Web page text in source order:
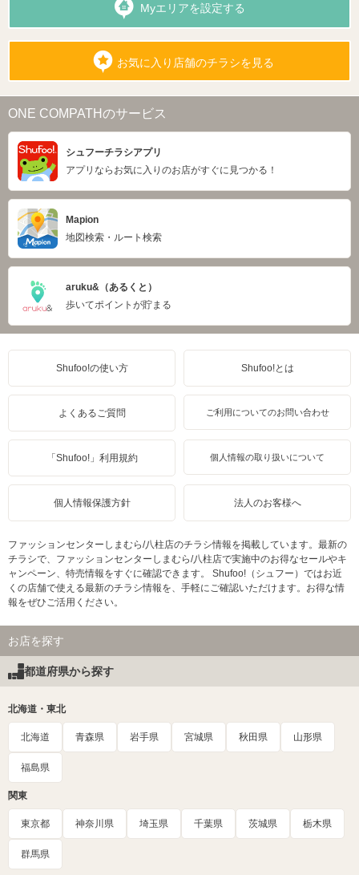
Myエリアを設定する
お気に入り店舗のチラシを見る
ONE COMPATHのサービス
シュフーチラシアプリ
アプリならお気に入りのお店がすぐに見つかる！
Mapion
地図検索・ルート検索
aruku&（あるくと）
歩いてポイントが貯まる
Shufoo!の使い方 Shufoo!とは
よくあるご質問 ご利用についてのお問い合わせ
「Shufoo!」利用規約 個人情報の取り扱いについて
個人情報保護方針 法人のお客様へ
ファッションセンターしまむら/八柱店のチラシ情報を掲載しています。最新の
チラシで、ファッションセンターしまむら/八柱店で実施中のお得なセールやキ
ャンペーン、特売情報をすぐに確認できます。 Shufoo!（シュフー）ではお近
くの店舗で使える最新のチラシ情報を、手軽にご確認いただけます。お得な情
報をぜひご活用ください。
お店を探す
都道府県から探す
北海道・東北
北海道 青森県 岩手県 宮城県 秋田県 山形県
福島県
関東
東京都 神奈川県 埼玉県 千葉県 茨城県 栃木県
群馬県